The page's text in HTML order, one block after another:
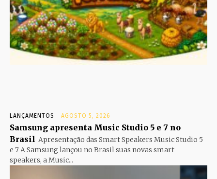
LANÇAMENTOS AGOSTO 5, 2026
Samsung apresenta Music Studio 5 e 7 no
Brasil Apresentação das Smart Speakers Music Studio 5
e 7 A Samsung lançou no Brasil suas novas smart
speakers, a Music...